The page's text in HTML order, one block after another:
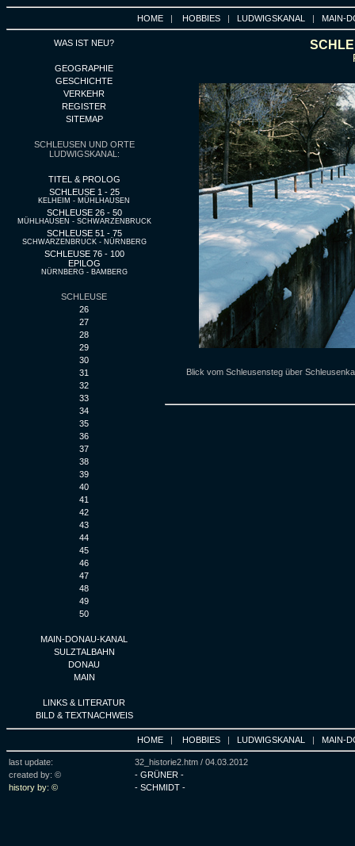
HOME | HOBBIES | LUDWIGSKANAL | MAIN-
WAS IST NEU?
GEOGRAPHIE
GESCHICHTE
VERKEHR
REGISTER
SITEMAP
SCHLEUSEN UND ORTE
LUDWIGSKANAL:
TITEL & PROLOG
SCHLEUSE 1 - 25
KELHEIM - MÜHLHAUSEN
SCHLEUSE 26 - 50
MÜHLHAUSEN - SCHWARZENBRUCK
SCHLEUSE 51 - 75
SCHWARZENBRUCK - NÜRNBERG
SCHLEUSE 76 - 100
EPILOG
NÜRNBERG - BAMBERG
SCHLEUSE
26
27
28
29
30
31
32
33
34
35
36
37
38
39
40
41
42
43
44
45
46
47
48
49
50
MAIN-DONAU-KANAL
SULZTALBAHN
DONAU
MAIN
LINKS & LITERATUR
BILD & TEXTNACHWEIS
Blick vom Schleusensteg über
HOME | HOBBIES | LUDWIGSKANAL | MAIN-
last update: 32_historie2.htm / 04.03.2012
created by: ©
- GRÜNER -
history by: ©
- SCHMIDT -